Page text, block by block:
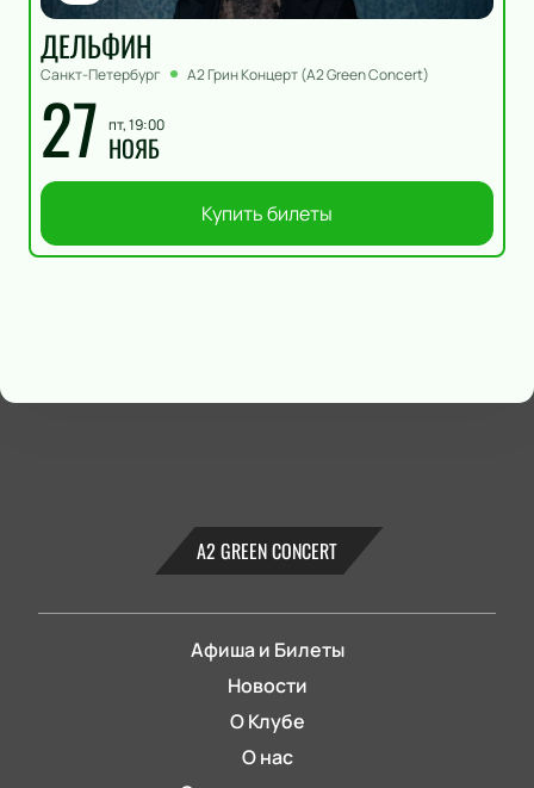
ДЕЛЬФИН
Санкт-Петербург А2 Грин Концерт (A2 Green Concert)
27 пт, 19:00
НОЯБ
Купить билеты
А2 GREEN CONCERT
Афиша и Билеты
Новости
О Клубе
О нас